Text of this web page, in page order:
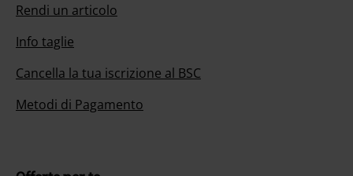
Rendi un articolo
Info taglie
Cancella la tua iscrizione al BSC
Metodi di Pagamento